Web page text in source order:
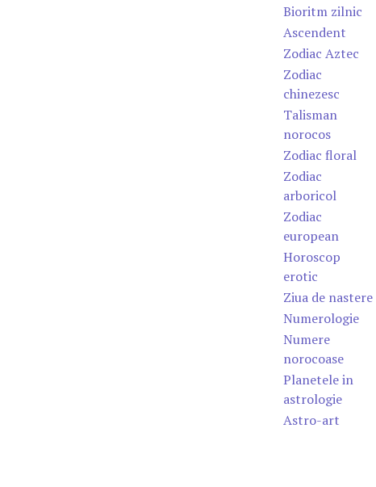
Bioritm zilnic
Ascendent
Zodiac Aztec
Zodiac
chinezesc
Talisman
norocos
Zodiac floral
Zodiac
arboricol
Zodiac
european
Horoscop
erotic
Ziua de nastere
Numerologie
Numere
norocoase
Planetele in
astrologie
Astro-art